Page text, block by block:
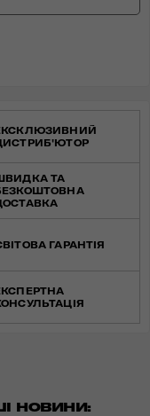
ТА
ГАРАНТІЯ
НОВИНИ: